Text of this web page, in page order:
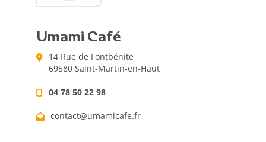
Umami Café
14 Rue de Fontbénite
69580 Saint-Martin-en-Haut
04 78 50 22 98
contact@umamicafe.fr